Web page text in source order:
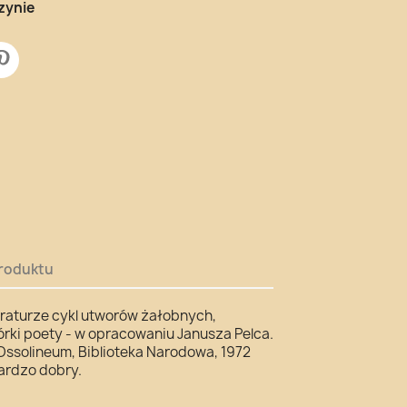
cykl utworów żałobnych,
poety - w opracowaniu Janusza Pelca.
Biblioteka Narodowa, 1972
dobry.